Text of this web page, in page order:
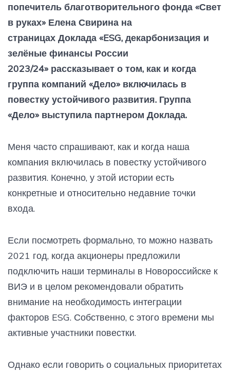
попечитель благотворительного фонда «Свет
в руках» Елена Свирина на
страницах Доклада «ESG, декарбонизация и
зелёные финансы России
2023/24» рассказывает о том, как и когда
группа компаний «Дело» включилась в
повестку устойчивого развития. Группа
«Дело» выступила партнером Доклада.
Меня часто спрашивают, как и когда наша
компания включилась в повестку устойчивого
развития. Конечно, у этой истории есть
конкретные и относительно недавние точки
входа.
Если посмотреть формально, то можно назвать
2021 год, когда акционеры предложили
подключить наши терминалы в Новороссийске к
ВИЭ и в целом рекомендовали обратить
внимание на необходимость интеграции
факторов ESG. Собственно, с этого времени мы
активные участники повестки.
Однако если говорить о социальных приоритетах